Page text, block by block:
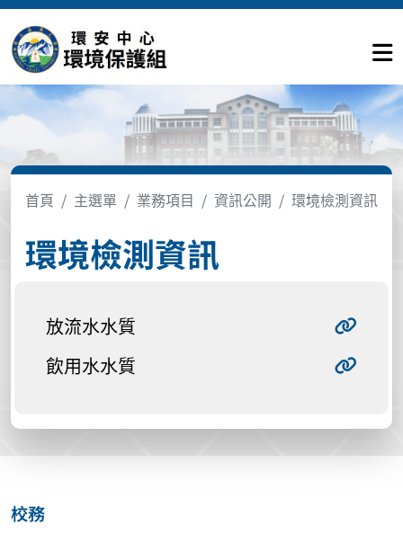
首頁 主選單 業務項目 資訊公開 環境檢測資訊
環境檢測資訊
放流水水質
飲用水水質
校務